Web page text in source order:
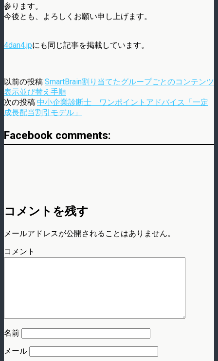
参ります。
今後とも、よろしくお願い申し上げます。
4dan4.jpにも同じ記事を掲載しています。
以前の投稿 SmartBrain割り当てたグループごとのコンテンツ
表示並び替え手順
次の投稿 中小企業診断士 ワンポイントアドバイス「一定
成長配当割引モデル」
Facebook comments:
コメントを残す
メールアドレスが公開されることはありません。
コメント
名前
メール